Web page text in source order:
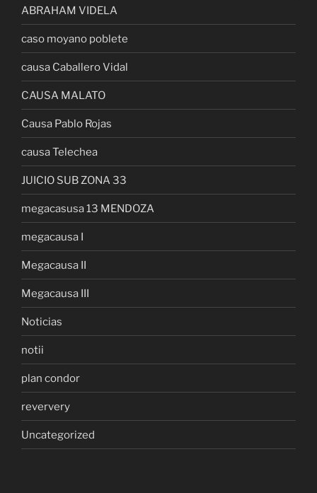
ABRAHAM VIDELA
caso moyano poblete
causa Caballero Vidal
CAUSA MALATO
Causa Pablo Rojas
causa Telechea
JUICIO SUB ZONA 33
megacasusa 13 MENDOZA
megacausa I
Megacausa II
Megacausa III
Noticias
notii
plan condor
reververy
Uncategorized